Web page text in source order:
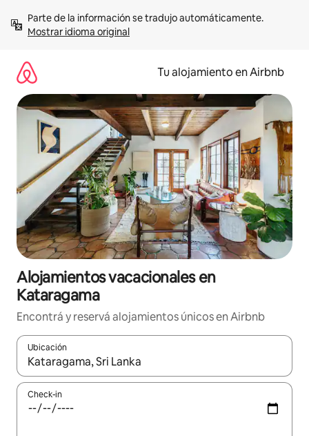
contenidoMostrar idioma original
Tu alojamiento en Airbnb
Alojamientos vacacionales en
Kataragama
Encontrá y reservá alojamientos únicos en Airbnb
Ubicación
Cuando los resultados estén disponibles, navegá con las
Check-in